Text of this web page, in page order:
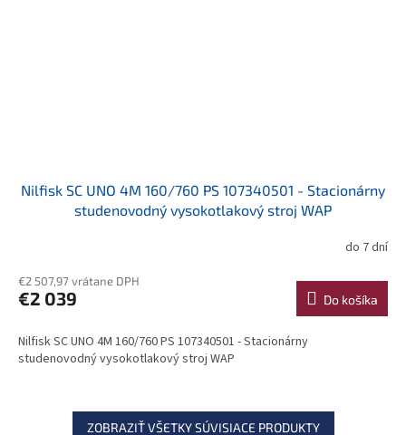
Nilfisk SC UNO 4M 160/760 PS 107340501 - Stacionárny
studenovodný vysokotlakový stroj WAP
do 7 dní
€2 507,97 vrátane DPH
€2 039 Do košíka
Nilfisk SC UNO 4M 160/760 PS 107340501 - Stacionárny
studenovodný vysokotlakový stroj WAP
ZOBRAZIŤ VŠETKY SÚVISIACE PRODUKTY